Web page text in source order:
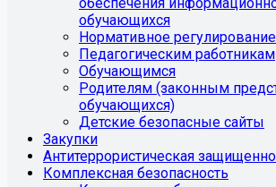
обучающихся
Нормативное регулирование
Педагогическим работникам
Обучающимся
Родителям (законным
обучающихся)
Детские безопасные сайты
Закупки
Антитеррористическая
Комплексная безопасность